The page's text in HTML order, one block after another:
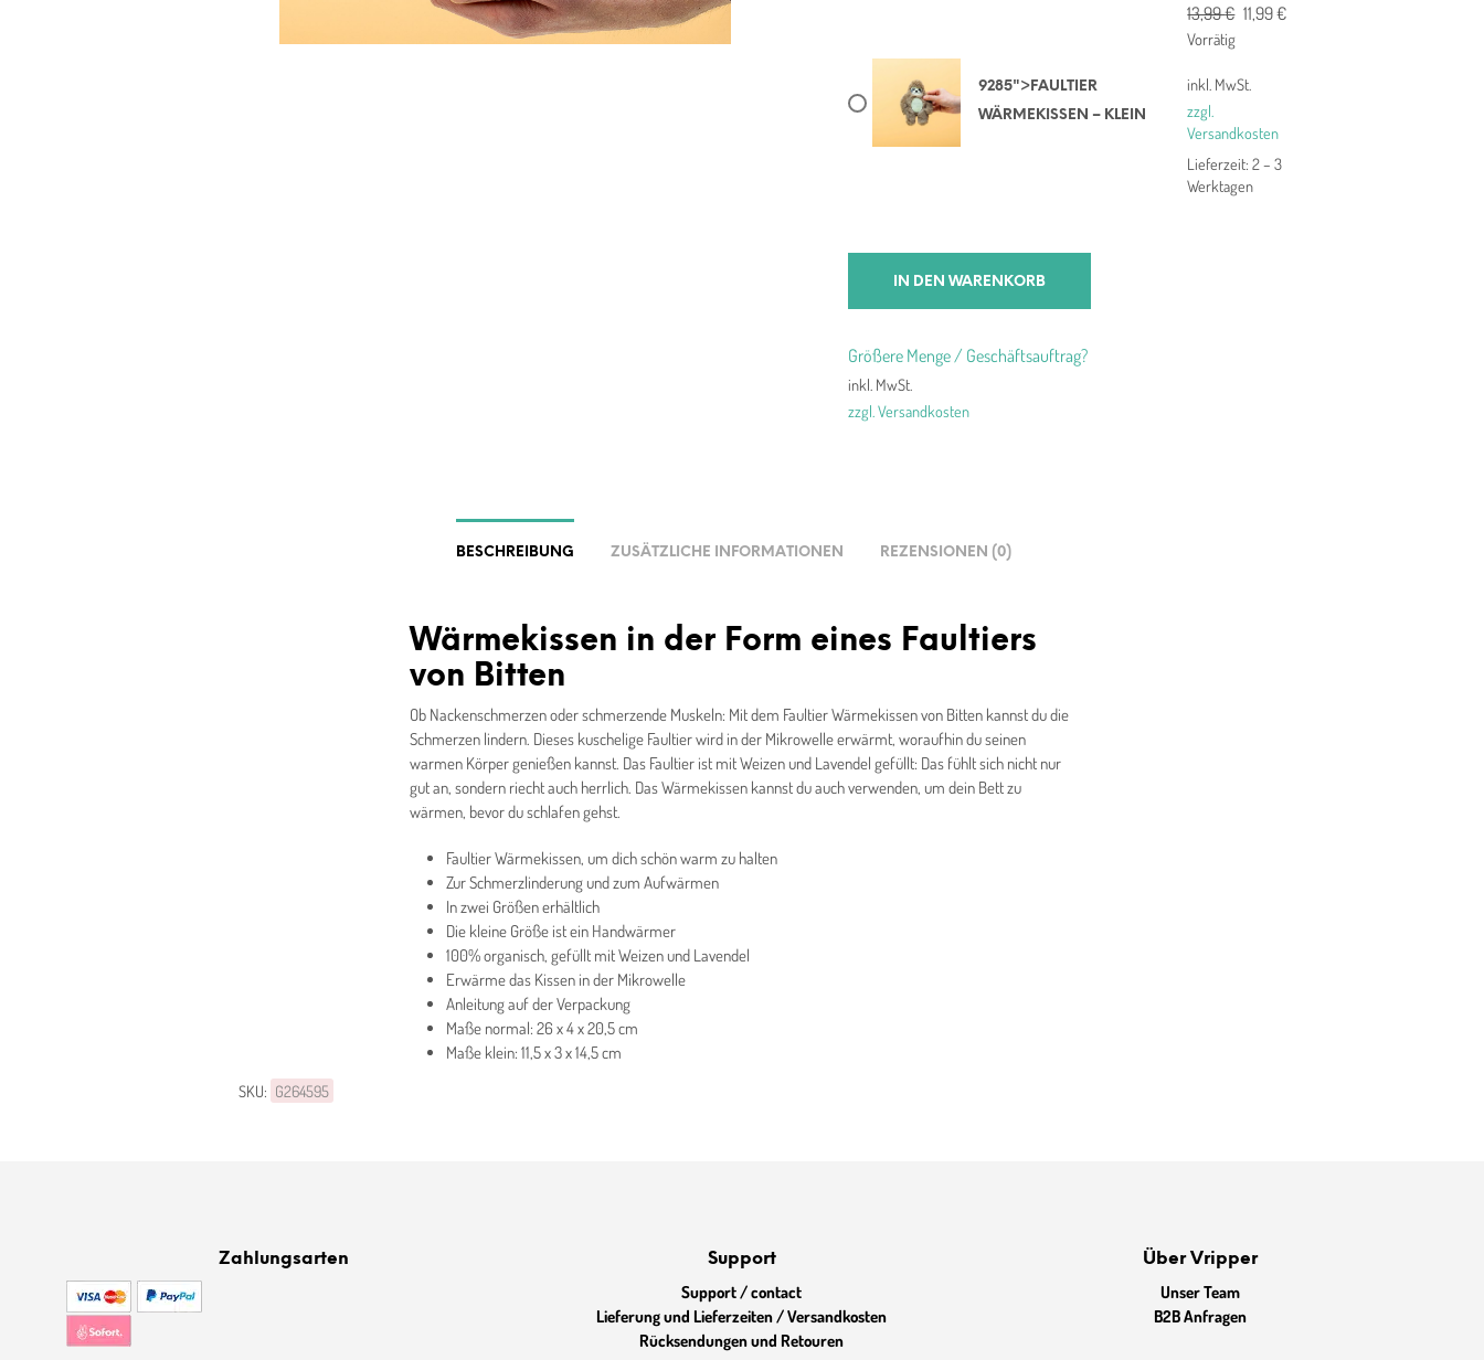
9285">FAULTIER
WÄRMEKISSEN – KLEIN
13,99€ Ursprünglicher
13,99 €
11,99€Aktueller
Vorrätig
inkl. MwSt.
zzgl.
Versandkosten
Lieferzeit:2 – 3
Werktagen
IN DEN WARENKORB
Größere Menge / Geschäftsauftrag?
inkl. MwSt.
zzgl. Versandkosten
BESCHREIBUNG ZUSÄTZLICHE INFORMATIONEN REZENSIONEN (0)
Wärmekissen in der Form eines Faultiers
von Bitten
Ob Nackenschmerzen oder schmerzende Muskeln: Mit dem Faultier Wärmekissen von Bitten kannst du die
Schmerzen lindern. Dieses kuschelige Faultier wird in der Mikrowelle erwärmt, woraufhin du seinen
warmen Körper genießen kannst. Das Faultier ist mit Weizen und Lavendel gefüllt: Das fühlt sich nicht nur
gut an, sondern riecht auch herrlich. Das Wärmekissen kannst du auch verwenden, um dein Bett zu
wärmen, bevor du schlafen gehst.
Faultier Wärmekissen, um dich schön warm zu halten
Zur Schmerzlinderung und zum Aufwärmen
In zwei Größen erhältlich
Die kleine Größe ist ein Handwärmer
100% organisch, gefüllt mit Weizen und Lavendel
Erwärme das Kissen in der Mikrowelle
Anleitung auf der Verpackung
Maße normal: 26 x 4 x 20,5 cm
Maße klein: 11,5 x 3 x 14,5 cm
SKU: G264595
Zahlungsarten Support
Support / contact
Lieferung und Lieferzeiten / Versandkosten
Rücksendungen und Retouren
Über Vripper
Unser Team
B2B Anfragen